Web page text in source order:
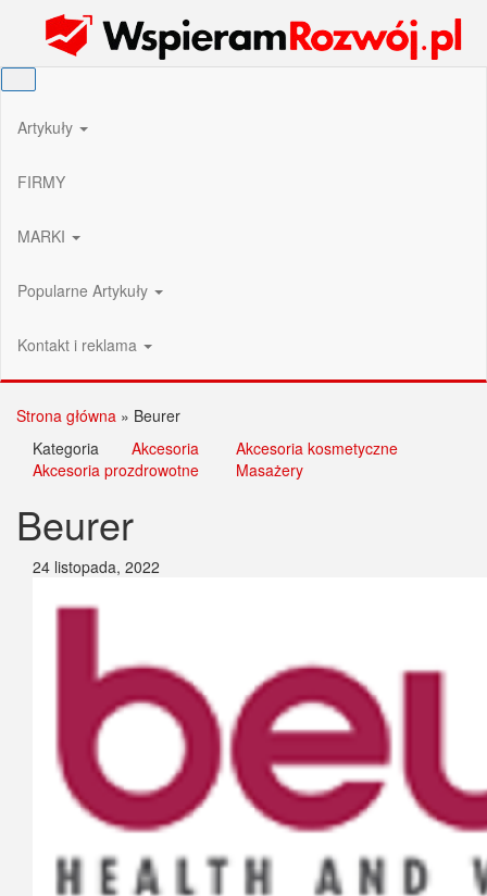
Wspieram Rozwój PL
Artykuły
FIRMY
MARKI
Popularne Artykuły
Kontakt i reklama
Strona główna » Beurer
Kategoria
Akcesoria
Akcesoria kosmetyczne
Akcesoria prozdrowotne
Masażery
Beurer
24 listopada, 2022